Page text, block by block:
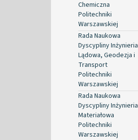
Chemiczna
Politechniki
Warszawskiej
Rada Naukowa
Dyscypliny Inżynieria
Lądowa, Geodezja i
Transport
Politechniki
Warszawskiej
Rada Naukowa
Dyscypliny Inżynieria
Materiałowa
Politechniki
Warszawskiej